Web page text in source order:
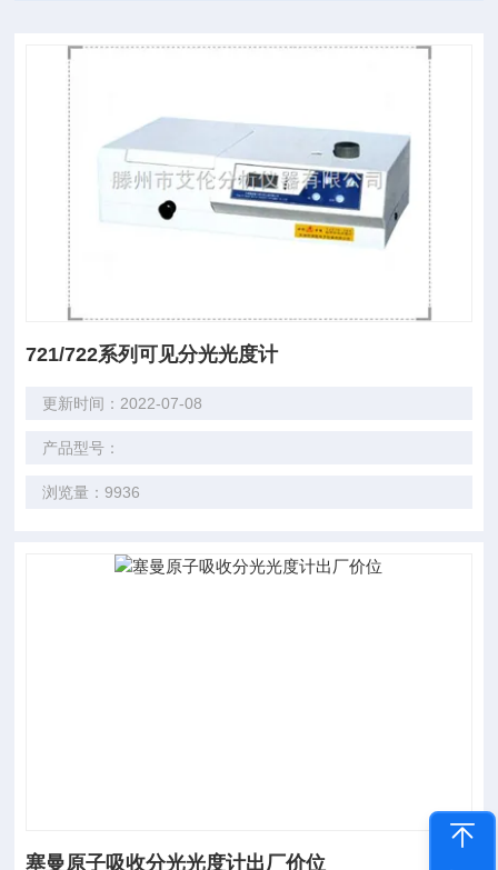
721/722系列可见分光光度计
更新时间：2022-07-08
产品型号：
浏览量：9936
塞曼原子吸收分光光度计出厂价位